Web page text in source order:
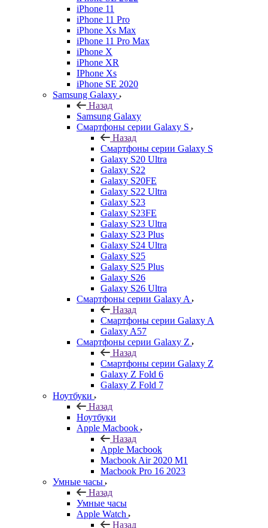
iPhone 11
iPhone 11 Pro
iPhone Xs Max
iPhone 11 Pro Max
iPhone X
iPhone XR
IPhone Xs
iPhone SE 2020
Samsung Galaxy
Назад
Samsung Galaxy
Смартфоны серии Galaxy S
Назад
Смартфоны серии Galaxy S
Galaxy S20 Ultra
Galaxy S22
Galaxy S20FE
Galaxy S22 Ultra
Galaxy S23
Galaxy S23FE
Galaxy S23 Ultra
Galaxy S23 Plus
Galaxy S24 Ultra
Galaxy S25
Galaxy S25 Plus
Galaxy S26
Galaxy S26 Ultra
Смартфоны серии Galaxy A
Назад
Смартфоны серии Galaxy A
Galaxy A57
Смартфоны серии Galaxy Z
Назад
Смартфоны серии Galaxy Z
Galaxy Z Fold 6
Galaxy Z Fold 7
Ноутбуки
Назад
Ноутбуки
Apple Macbook
Назад
Apple Macbook
Macbook Air 2020 M1
Macbook Pro 16 2023
Умные часы
Назад
Умные часы
Apple Watch
Назад